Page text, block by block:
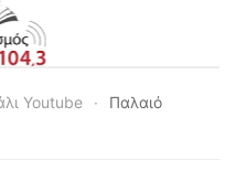
Youtube
Παλαιό